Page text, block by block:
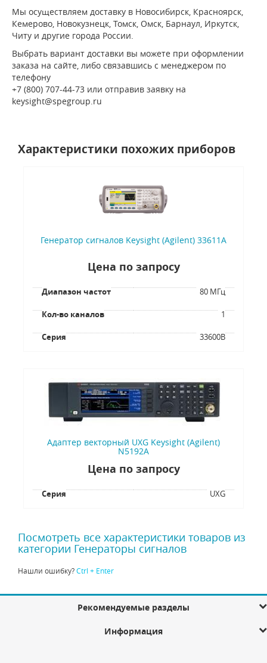
Мы осуществляем доставку в Новосибирск, Красноярск,
Кемерово, Новокузнецк, Томск, Омск, Барнаул, Иркутск,
Читу и другие города России.
Выбрать вариант доставки вы можете при оформлении
заказа на сайте, либо связавшись с менеджером по
телефону
+7 (800) 707-44-73 или отправив заявку на
keysight@spegroup.ru
Характеристики похожих приборов
Генератор сигналов Keysight (Agilent) 33611A
Цена по запросу
Диапазон частот 80 МГц
Кол-во каналов 1
Серия 33600B
Адаптер векторный UXG Keysight (Agilent)
N5192A
Цена по запросу
Серия UXG
Посмотреть все характеристики товаров из
категории Генераторы сигналов
Нашли ошибку?Ctrl + Enter
Рекомендуемые разделы
Информация